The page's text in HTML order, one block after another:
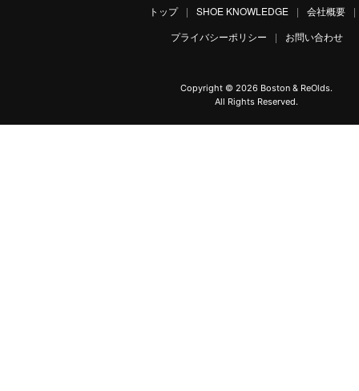
トップ | SHOE KNOWLEDGE | 会社概要
|
プライバシーポリシー
| お問い合わせ
Copyright © 2026 Boston & ReOlds.
All Rights Reserved.